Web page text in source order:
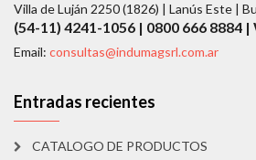
Villa de Luján 2250 (1826) | Lanús Este |
(54-11) 4241-1056 | 0800 666 8884 |
Email: consultas@indumagsrl.com.ar
Entradas recientes
CATALOGO DE PRODUCTOS